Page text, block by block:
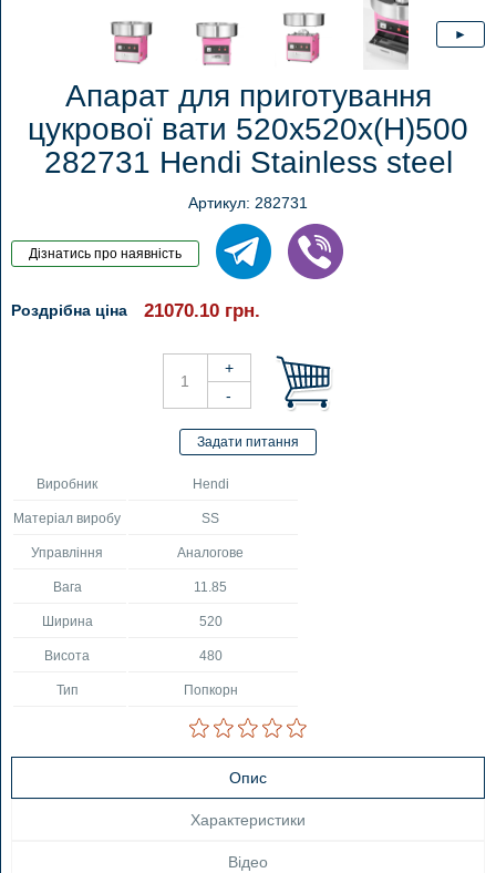
Апарат для приготування
цукрової вати 520x520x(H)500
282731 Hendi Stainless steel
Артикул: 282731
Роздрібна ціна 21070.10 грн.
Виробник Hendi
Матеріал виробу SS
Управління Аналогове
Вага 11.85
Ширина 520
Висота 480
Тип Попкорн
Опис
Характеристики
Відео